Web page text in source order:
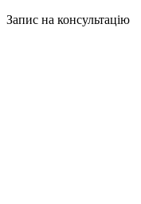
Запис на консультацію